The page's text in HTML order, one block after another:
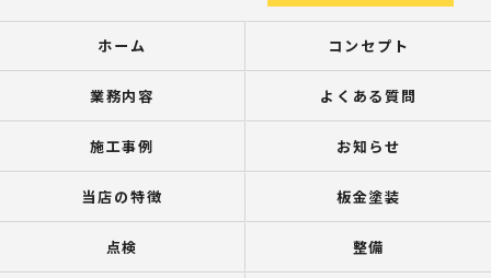
ホーム コンセプト
業務内容 よくある質問
施工事例 お知らせ
当店の特徴 板金塗装
点検 整備